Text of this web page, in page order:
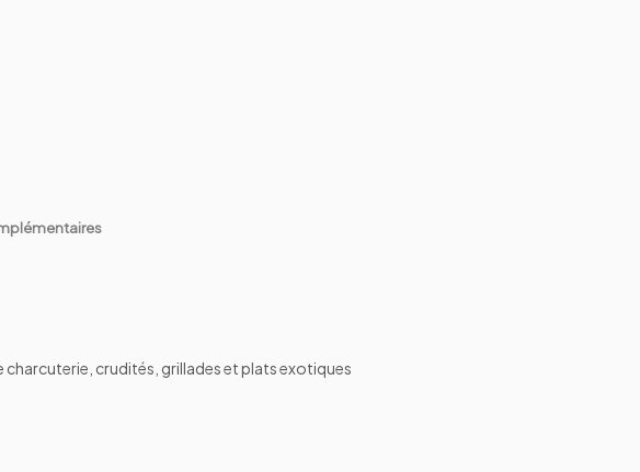
crudités, grillades et plats exotiques